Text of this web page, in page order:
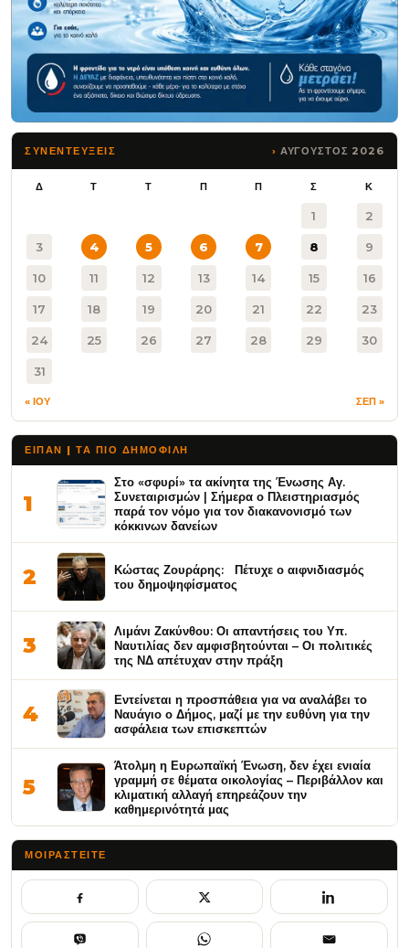
ΣΥΝΕΝΤΕΥΞΕΙΣ ΑΥΓΟΥΣΤΟΣ 2026
Δ Τ Τ Π Π Σ Κ
1 2
3 4 5 6 7 8 9
10 11 12 13 14 15 16
17 18 19 20 21 22 23
24 25 26 27 28 29 30
31
« ΙΟΥ ΣΕΠ »
ΕΙΠΑΝ | ΤΑ ΠΙΟ ΔΗΜΟΦΙΛΉ
1
Στο «σφυρί» τα ακίνητα της Ένωσης Αγ.
Συνεταιρισμών | Σήμερα ο Πλειστηριασμός
παρά τον νόμο για τον διακανονισμό των
κόκκινων δανείων
2
Κώστας Ζουράρης: Πέτυχε ο αιφνιδιασμός
του δημοψηφίσματος
3
Λιμάνι Ζακύνθου: Οι απαντήσεις του Υπ.
Ναυτιλίας δεν αμφισβητούνται – Οι πολιτικές
της ΝΔ απέτυχαν στην πράξη
4
Εντείνεται η προσπάθεια για να αναλάβει το
Ναυάγιο ο Δήμος, μαζί με την ευθύνη για την
ασφάλεια των επισκεπτών
5
Άτολμη η Ευρωπαϊκή Ένωση, δεν έχει ενιαία
γραμμή σε θέματα οικολογίας – Περιβάλλον και
κλιματική αλλαγή επηρεάζουν την
καθημερινότητά μας
ΜΟΙΡΑΣΤΕΊΤΕ